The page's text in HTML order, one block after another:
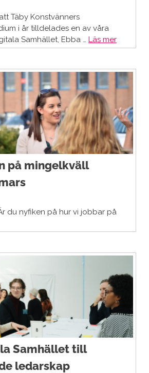
Täby Konstvänners
i år tilldelades en av våra
Samhället, Ebba … Läs mer
på mingelkväll
du nyfiken på hur vi jobbar på
Samhället till
ledarskap